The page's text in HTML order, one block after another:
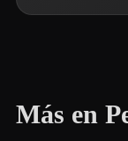
Más en